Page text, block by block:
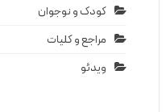
کودک و نوجوان
مراجع و کلیات
ویدئو